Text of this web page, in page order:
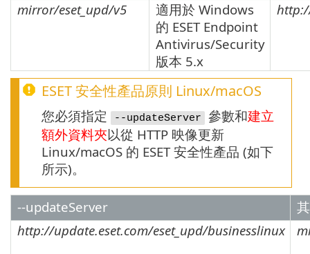
mirror/eset_upd/v5
適用於 Windows
的 ESET Endpoint
Antivirus/Security
版本 5.x
ESET 安全性產品原則 Linux/macOS
您必須指定 --updateServer 參數和建立
額外資料夾以從 HTTP 映像更新
Linux/macOS 的 ESET 安全性產品 (如下
所示)。
--updateServer
http://update.eset.com/eset_upd/businesslinux